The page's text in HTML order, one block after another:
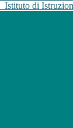
Istituto di